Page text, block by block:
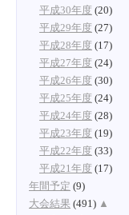
平成30年度 (20)
平成29年度 (27)
平成28年度 (17)
平成27年度 (24)
平成26年度 (30)
平成25年度 (24)
平成24年度 (28)
平成23年度 (19)
平成22年度 (33)
平成21年度 (17)
年間予定 (9)
大会結果 (491) ▲